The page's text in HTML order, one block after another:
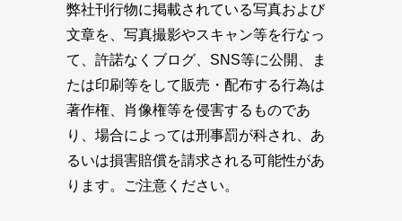
弊社刊行物に掲載されている写真および
文章を、写真撮影やスキャン等を行なっ
て、許諾なくブログ、SNS等に公開、ま
たは印刷等をして販売・配布する行為は
著作権、肖像権等を侵害するものであ
り、場合によっては刑事罰が科され、あ
るいは損害賠償を請求される可能性があ
ります。ご注意ください。